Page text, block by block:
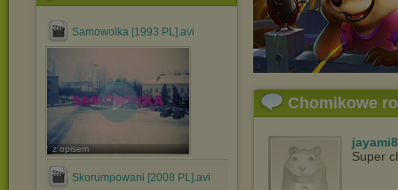
Samowolka [1993 PL].avi
z opisem
Skorumpowani [2008 PL].avi
Chomikowe
Super